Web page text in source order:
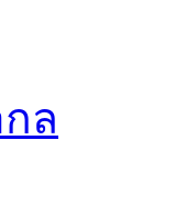
ล